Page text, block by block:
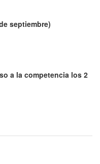
septiembre)
a la competencia los 2